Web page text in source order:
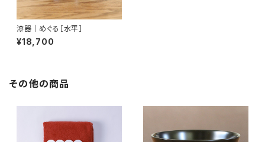
漆器｜めぐる［水平］
¥18,700
その他の商品